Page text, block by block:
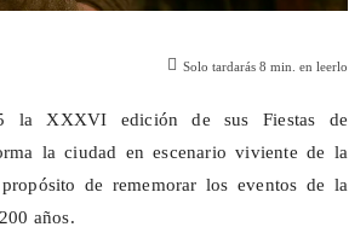
Solo tardarás8 min. en leerlo
la XXXVI edición de sus Fiestas de
la ciudad en escenario viviente de la
de rememorar los eventos de la
años.